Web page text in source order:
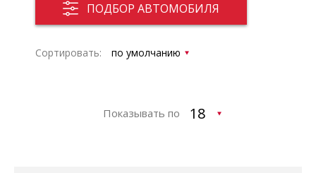
ПОДБОР АВТОМОБИЛЯ
Сортировать:
Показывать по